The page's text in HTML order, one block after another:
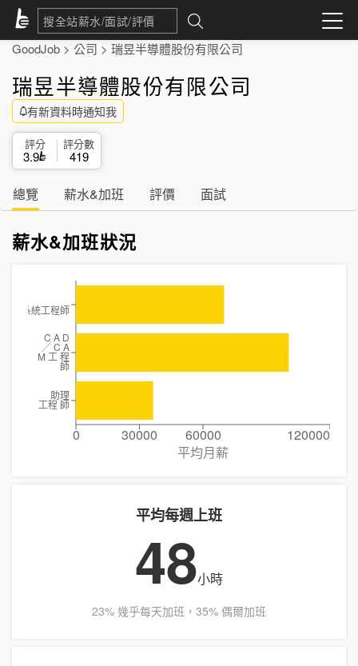
GoodJob > 公司 > 瑞昱半導體股份有限公司
瑞昱半導體股份有限公司
有新資料時通知我
評分
3.9
評分數
419
總覽 薪水&加班 評價 面試
薪水&加班狀況
0 30000 60000
120000
平均月薪
訊系統工程師
C A D
╱ C A
M 工 程
師
助理
工程 師
平均每週上班
48小時
23% 幾乎每天加班，35% 偶爾加班